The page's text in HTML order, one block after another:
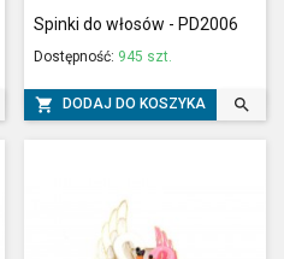
Spinki do włosów - PD2006
Dostępność: 945 szt.
 DODAJ DO KOSZYKA 